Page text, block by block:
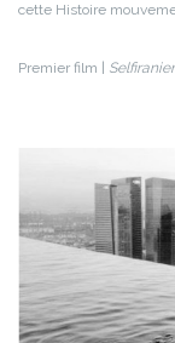
cette Histoire
Premier film |